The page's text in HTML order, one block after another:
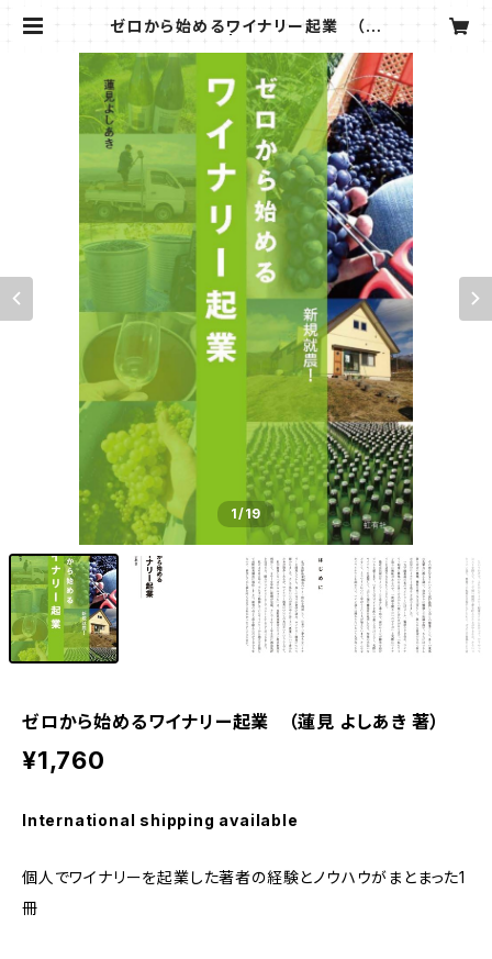
ゼロから始めるワイナリー起業 （蓮
INE SHOP
1/19
ゼロから始めるワイナリー起業 （蓮見 よしあき 著）
¥1,760
International shipping available
個人でワイナリーを起業した著者の経験とノウハウがまとまった1
冊